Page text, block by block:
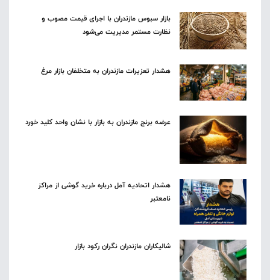
بازار سبوس مازندران با اجرای قیمت مصوب و
نظارت مستمر مدیریت می‌شود
هشدار تعزیرات مازندران به متخلفان بازار مرغ
عرضه برنج مازندران به بازار با نشان واحد کلید خورد
هشدار اتحادیه آمل درباره خرید گوشی از مراکز
نامعتبر
شالیکاران مازندران نگران رکود بازار